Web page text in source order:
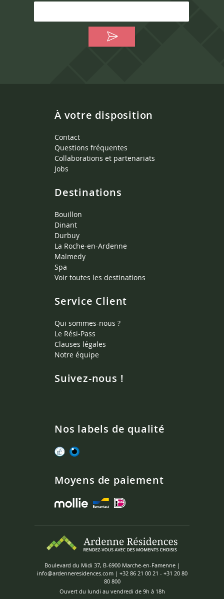
À votre disposition
Contact
Questions fréquentes
Collaborations et partenariats
Jobs
Destinations
Bouillon
Dinant
Durbuy
La Roche-en-Ardenne
Malmedy
Spa
Voir toutes les destinations
Service Client
Qui sommes-nous ?
Le Rési-Pass
Clauses légales
Notre équipe
Suivez-nous !
Nos labels de qualité
Moyens de paiement
Boulevard du Midi 37, B-6900 Marche-en-Famenne |
info@ardenneresidences.com| +32 86 21 00 21 - +31 20 80
80 800
Ouvert du lundi au vendredi de 9h à 18h